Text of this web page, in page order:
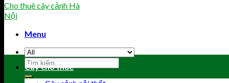
Cho thuê cây cảnh Hà
Nội
Menu
Cây cho thuê